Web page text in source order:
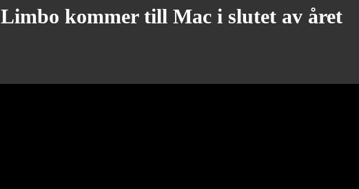
Limbo kommer till Mac i slutet av året